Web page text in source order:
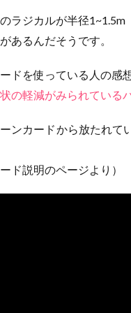
ラジカルが半径
あるんだそうです。
ドを使っている人の感
の軽減がみられている
ンカードから放たれて
ド説明のページより）